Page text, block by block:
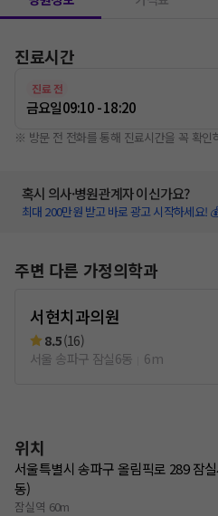
진료시간
진료 전
금요일09:10 - 18:20
※ 방문 전 전화를 통해 진료시간을 꼭 확인
혹시 의사·병원관계자 이신가요?
최대 200만원 받고 바로 광고 시작하세요!
주변 다른 가정의학과
서현치과의원
8.5(16)
서울 송파구 잠실6동
6m
위치
서울특별시 송파구 올림픽로 289 잠
동)
잠실역 60m